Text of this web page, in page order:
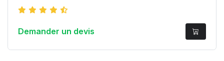
Demander un devis